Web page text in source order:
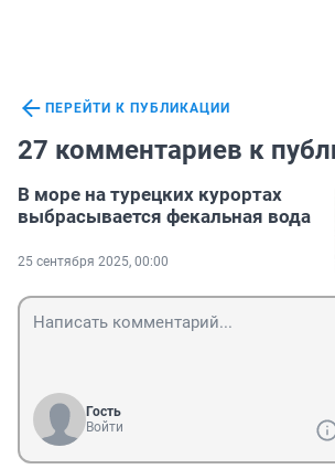
ПЕРЕЙТИ К ПУБЛИКАЦИИ
27 комментариев к
В море на турецких курортах
выбрасывается фекальная вода
25 сентября 2025, 00:00
Гость
Войти